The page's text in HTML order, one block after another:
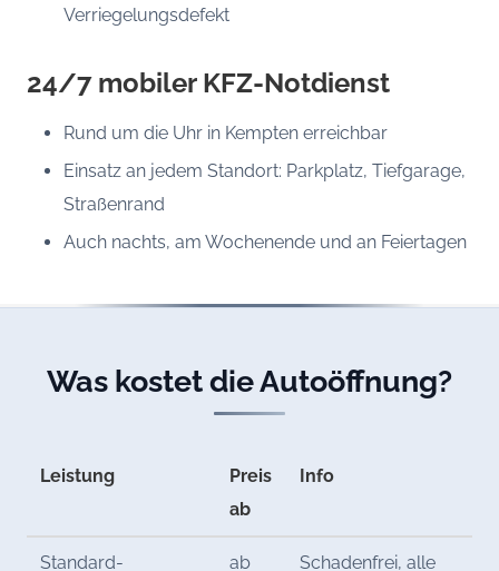
Verriegelungsdefekt
24/7 mobiler KFZ-Notdienst
Rund um die Uhr in Kempten erreichbar
Einsatz an jedem Standort: Parkplatz, Tiefgarage,
Straßenrand
Auch nachts, am Wochenende und an Feiertagen
Was kostet die Autoöffnung?
Leistung
Preis
ab
Info
Standard-
ab
Schadenfrei, alle